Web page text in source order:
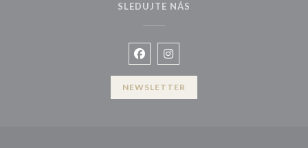
SLEDUJTE NÁS
Facebook ((otevře se v novém
Instagram ((otevře se v
NEWSLETTER